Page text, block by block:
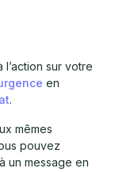
sur votre
en
.
mêmes
pouvez
un message en